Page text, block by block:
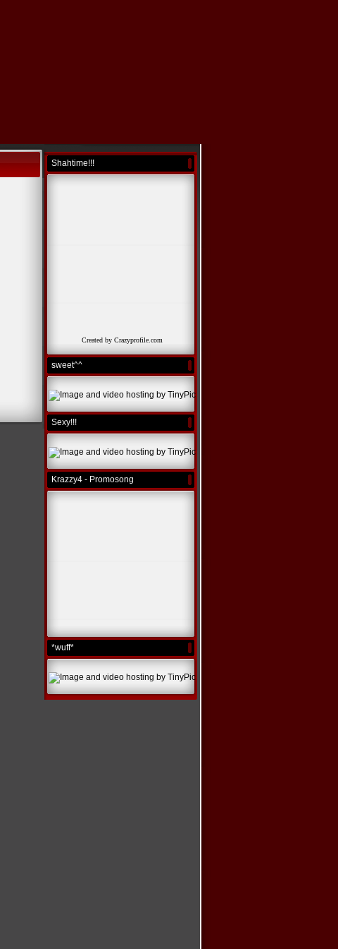
Shahtime!!!
Created by Crazyprofile.com
sweet^^
Sexy!!!
Krazzy4 - Promosong
*wuff*